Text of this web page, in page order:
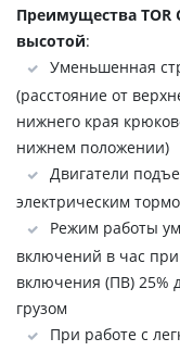
Преимущества TOR
высотой:
Уменьшенная
(расстояние от
нижнего края
нижнем положении)
Двигатели
электрическим
Режим работы
включений в час
включения (ПВ) 25%
грузом
При работе с